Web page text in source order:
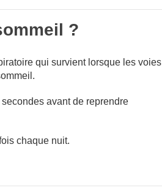
?
qui survient lorsque les voies
avant de reprendre
chaque nuit.